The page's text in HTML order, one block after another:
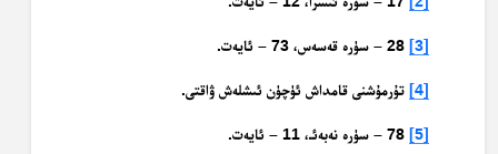
[3] 28 – سۈرە قەسەس، 73 – ئايەت.
[4] تۇرمۇشنى قامداش ئۈچۈن ئىشلەش ۋاقتى.
[5] 78 – سۈرە نەبەئـ، 11 – ئايەت.